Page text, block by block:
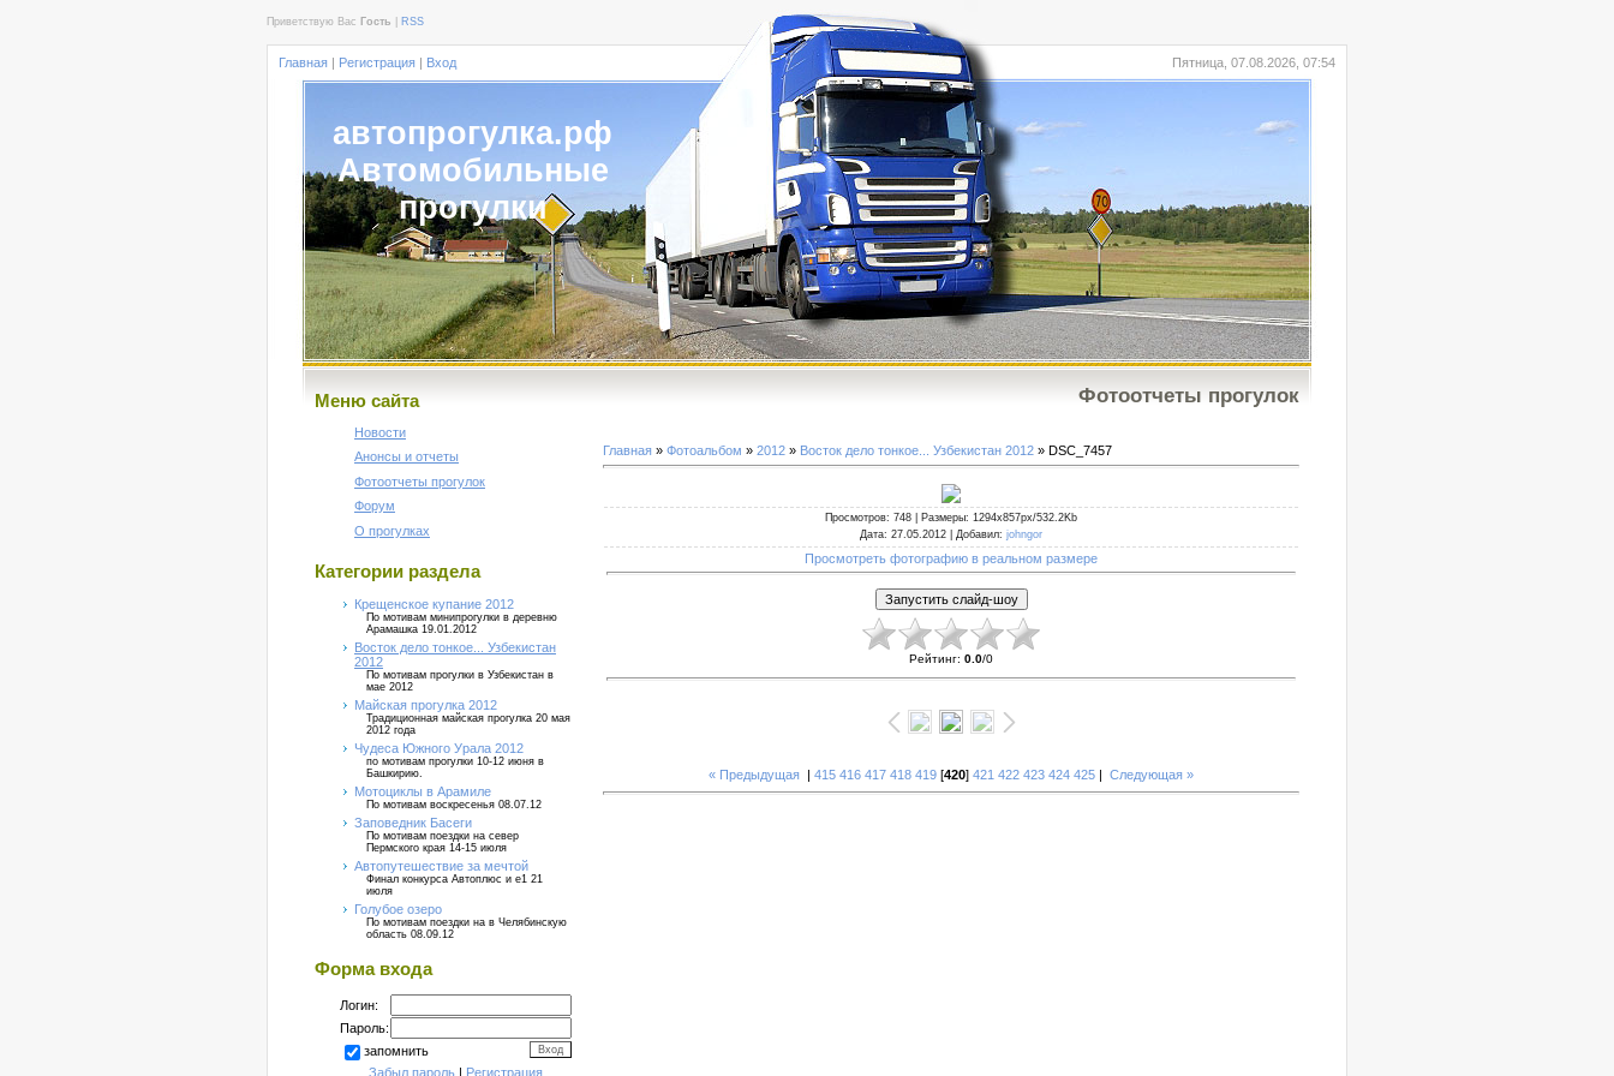
Приветствую Вас Гость RSS
Главная | Регистрация | Вход Пятница, 07.08.2026, 07:54
автопрогулка.рф
Автомобильные
прогулки
Меню сайта
Новости
Анонсы и отчеты
Фотоотчеты прогулок
Форум
О прогулках
Категории раздела
Крещенское купание 2012
По мотивам минипрогулки в деревню
Арамашка 19.01.2012
Восток дело тонкое... Узбекистан
2012
По мотивам прогулки в Узбекистан в
мае 2012
Майская прогулка 2012
Традиционная майская прогулка 20 мая
2012 года
Чудеса Южного Урала 2012
по мотивам прогулки 10-12 июня в
Башкирию.
Мотоциклы в Арамиле
По мотивам воскресенья 08.07.12
Заповедник Басеги
По мотивам поездки на север
Пермского края 14-15 июля
Автопутешествие за мечтой
Финал конкурса Автоплюс и е1 21
июля
Голубое озеро
По мотивам поездки на в Челябинскую
область 08.09.12
Форма входа
Логин:
Пароль:
запомнить
Забыл пароль | Регистрация
Фотоотчеты прогулок
Главная » Фотоальбом » 2012 » Восток дело тонкое... Узбекистан 2012 » DSC_7457
Просмотров: 748 | Размеры: 1294x857px/532.2Kb
Дата: 27.05.2012 | Добавил: johngor
Просмотреть фотографию в реальном размере
Рейтинг: 0.0/0
« Предыдущая | 415 416 417 418 419 [420] 421 422 423 424 425 | Следующая »